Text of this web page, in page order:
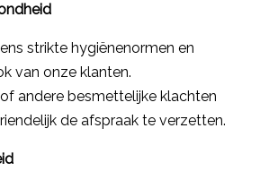
strikte hygiënenormen en
van onze klanten.
andere besmettelijke klachten
de afspraak te verzetten.